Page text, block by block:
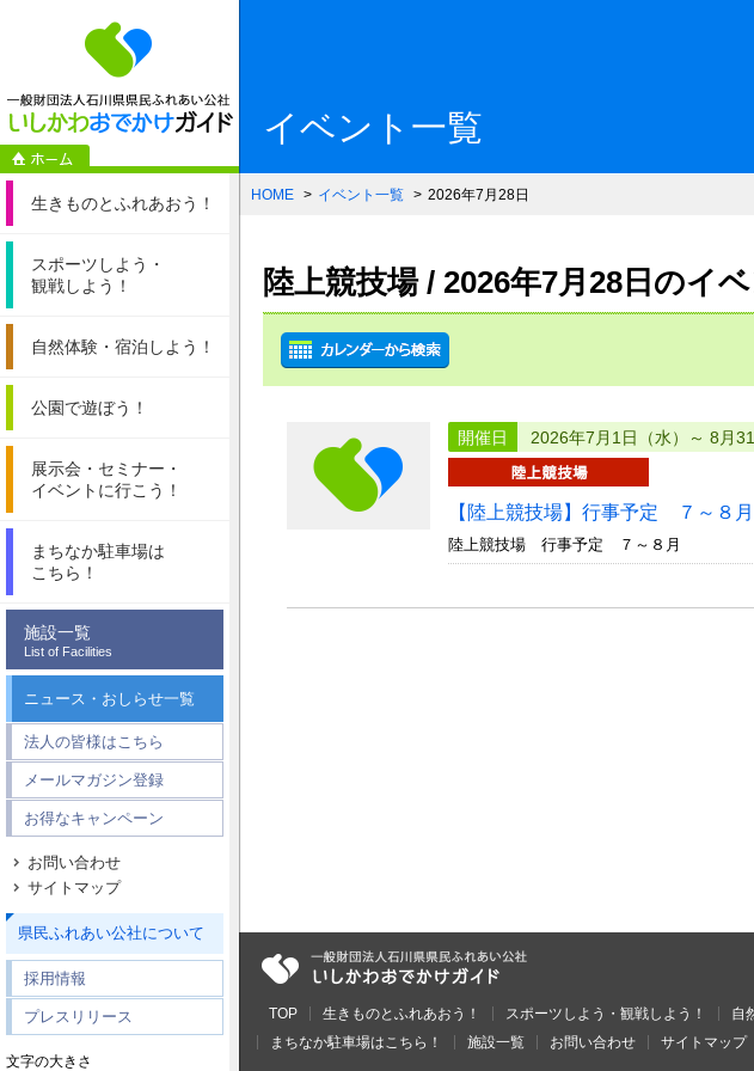
一般財団法人石川県県民ふ
生きものとふれあおう！
スポーツしよう・
観戦しよう！
自然体験・ 宿泊しよう！
公園で遊ぼう！
展示会・セミナー・
イベントに行こう！
まちなか駐車場は
こちら！
施設一覧
List of Facilities
ニュース・おしらせ一覧
法人の皆様はこちら
メールマガジン登録
お得なキャンペーン
お問い合わせ
サイトマップ
県民ふれあい公社について
採用情報
プレスリリース
文字の大きさ
イベント一覧
HOME イベント一覧 2026年7月28日
陸上競技場 / 2026年7月28日のイ
開催日 2026年7月1日（水）～ 8月31
【陸上競技場】行事予定 ７～８月
陸上競技場 行事予定 ７～８月
TOP 生きものとふれあおう！ スポーツしよう・観戦しよう！ 自
まちなか駐車場はこちら！
施設一覧 お問い合わせ サイトマップ